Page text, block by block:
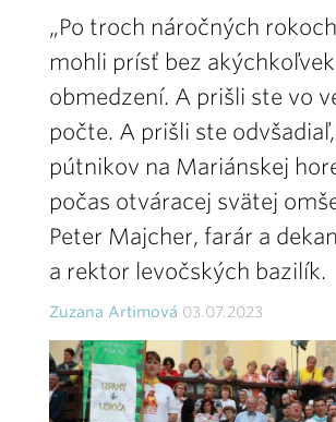
„Po troch náročných
mohli prísť bez akýchkoľvek
obmedzení. A prišli ste vo
počte. A prišli ste
pútnikov na Mariánskej
počas otváracej svätej
Peter Majcher, farár a
a rektor levočských bazilík.
Zuzana Artimová 03.07.2023